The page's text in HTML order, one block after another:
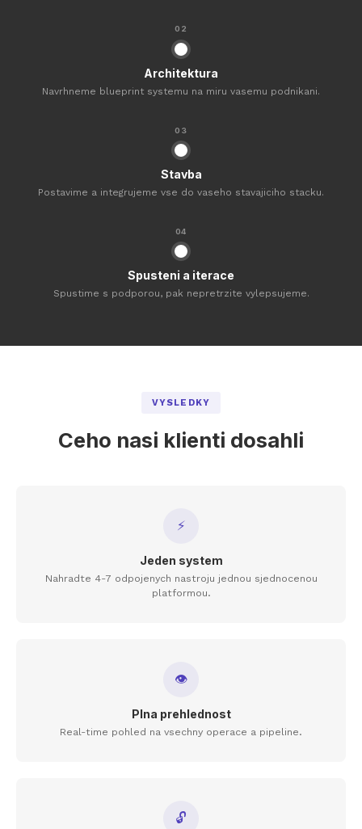
02
Architektura
Navrhneme blueprint systemu na miru vasemu podnikani.
03
Stavba
Postavime a integrujeme vse do vaseho stavajiciho stacku.
04
Spusteni a iterace
Spustime s podporou, pak nepretrzite vylepsujeme.
VYSLEDKY
Ceho nasi klienti dosahli
⚡
Jeden system
Nahradte 4-7 odpojenych nastroju jednou sjednocenou
platformou.
👁
Plna prehlednost
Real-time pohled na vsechny operace a pipeline.
🔓